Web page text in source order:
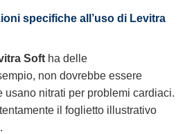
specifiche all’uso di Levitra
Soft ha delle
non dovrebbe essere
usano nitrati per problemi cardiaci.
il foglietto illustrativo